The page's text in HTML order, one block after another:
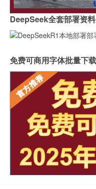
DeepSeek全套部署资
免费可商用字体批量下载